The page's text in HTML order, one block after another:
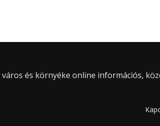
város és környéke online információs,